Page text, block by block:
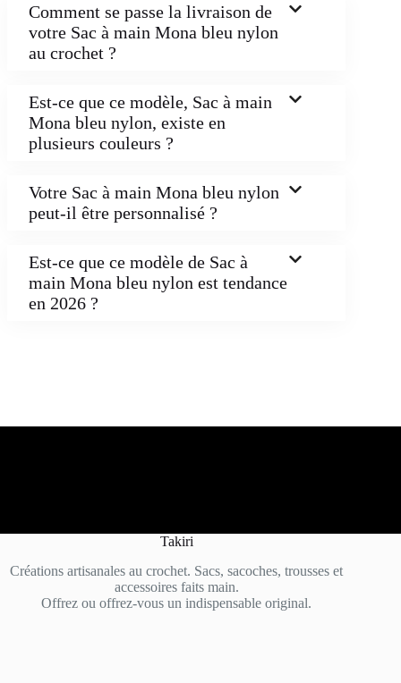
Comment se passe la livraison de
votre Sac à main Mona bleu nylon
au crochet ?
Est-ce que ce modèle, Sac à main
Mona bleu nylon, existe en
plusieurs couleurs ?
Votre Sac à main Mona bleu nylon
peut-il être personnalisé ?
Est-ce que ce modèle de Sac à
main Mona bleu nylon est tendance
en 2026 ?
Takiri
Créations artisanales au crochet. Sacs, sacoches, trousses et
accessoires faits main.
Offrez ou offrez-vous un indispensable original.